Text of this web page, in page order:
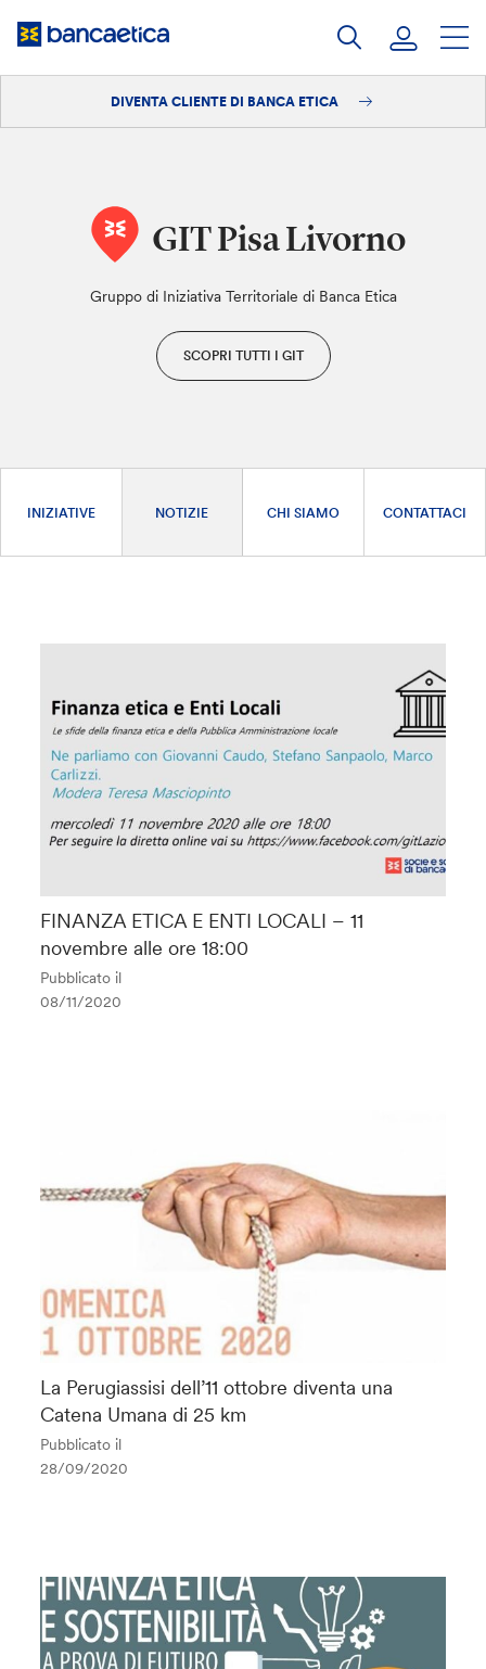
DIVENTA CLIENTE DI BANCA ETICA
GIT Pisa Livorno
Gruppo di Iniziativa Territoriale di Banca Etica
SCOPRI TUTTI I GIT
INIZIATIVE NOTIZIE CHI SIAMO CONTATTACI
FINANZA ETICA E ENTI LOCALI – 11
novembre alle ore 18:00
Pubblicato il
08/11/2020
La Perugiassisi dell’11 ottobre diventa una
Catena Umana di 25 km
Pubblicato il
28/09/2020